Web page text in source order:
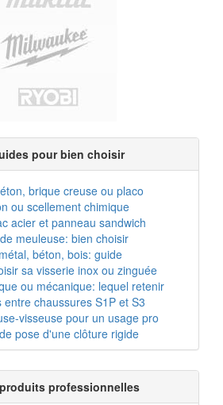
pour bien choisir
brique creuse ou placo
ou scellement chimique
acier et panneau sandwich
meuleuse: bien choisir
béton, bois: guide
sa visserie inox ou zinguée
ou mécanique: lequel retenir
entre chaussures S1P et S3
visseuse pour un usage pro
pose d'une clôture rigide
professionnelles